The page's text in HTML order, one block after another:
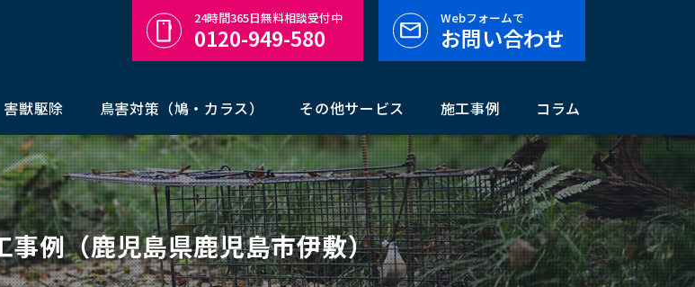
害獣駆除 鳥害対策（鳩・カラス） その他サービス 施工事例 コラム
24時間365日無料相談受付中
0120-949-580
Webフォームで
お問い合わせ
事例（鹿児島県鹿児島市伊敷）